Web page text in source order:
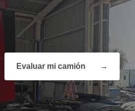
Evaluar mi camión →